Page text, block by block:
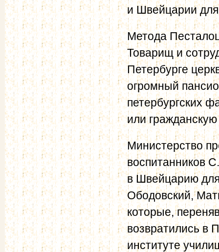
и Швейцарии
Метода
Товарищ и
Петербурге
огромный
петербургских
или
Министерство
воспитанников
в Швейцарию
Ободовский,
которые,
возвратились в
институте